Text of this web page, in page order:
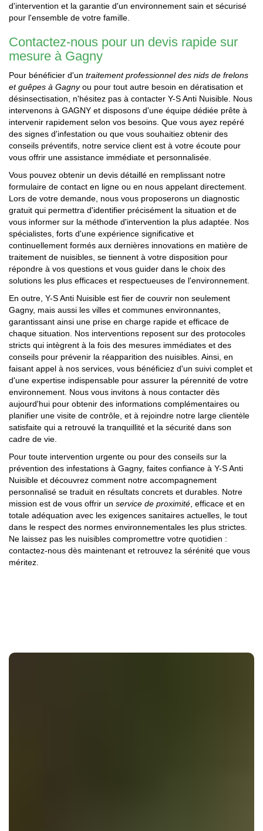
d'intervention et la garantie d'un environnement sain et sécurisé
pour l'ensemble de votre famille.
Contactez-nous pour un devis rapide sur
mesure à Gagny
Pour bénéficier d'un traitement professionnel des nids de frelons
et guêpes à Gagnyou pour tout autre besoin en dératisation et
désinsectisation, n'hésitez pas à contacter Y-S Anti Nuisible. Nous
intervenons à GAGNY et disposons d'une équipe dédiée prête à
intervenir rapidement selon vos besoins. Que vous ayez repéré
des signes d'infestation ou que vous souhaitiez obtenir des
conseils préventifs, notre service client est à votre écoute pour
vous offrir une assistance immédiate et personnalisée.
Vous pouvez obtenir un devis détaillé en remplissant notre
formulaire de contact en ligne ou en nous appelant directement.
Lors de votre demande, nous vous proposerons un diagnostic
gratuit qui permettra d'identifier précisément la situation et de
vous informer sur la méthode d'intervention la plus adaptée. Nos
spécialistes, forts d'une expérience significative et
continuellement formés aux dernières innovations en matière de
traitement de nuisibles, se tiennent à votre disposition pour
répondre à vos questions et vous guider dans le choix des
solutions les plus efficaces et respectueuses de l'environnement.
En outre, Y-S Anti Nuisible est fier de couvrir non seulement
Gagny, mais aussi les villes et communes environnantes,
garantissant ainsi une prise en charge rapide et efficace de
chaque situation. Nos interventions reposent sur des protocoles
stricts qui intègrent à la fois des mesures immédiates et des
conseils pour prévenir la réapparition des nuisibles. Ainsi, en
faisant appel à nos services, vous bénéficiez d'un suivi complet et
d'une expertise indispensable pour assurer la pérennité de votre
environnement. Nous vous invitons à nous contacter dès
aujourd'hui pour obtenir des informations complémentaires ou
planifier une visite de contrôle, et à rejoindre notre large clientèle
satisfaite qui a retrouvé la tranquillité et la sécurité dans son
cadre de vie.
Pour toute intervention urgente ou pour des conseils sur la
prévention des infestations à Gagny, faites confiance à Y-S Anti
Nuisible et découvrez comment notre accompagnement
personnalisé se traduit en résultats concrets et durables. Notre
mission est de vous offrir un service de proximité, efficace et en
totale adéquation avec les exigences sanitaires actuelles, le tout
dans le respect des normes environnementales les plus strictes.
Ne laissez pas les nuisibles compromettre votre quotidien :
contactez-nous dès maintenant et retrouvez la sérénité que vous
méritez.